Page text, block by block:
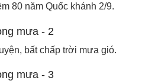
80 năm Quốc khánh 2/9.
bất chấp trời mưa gió.